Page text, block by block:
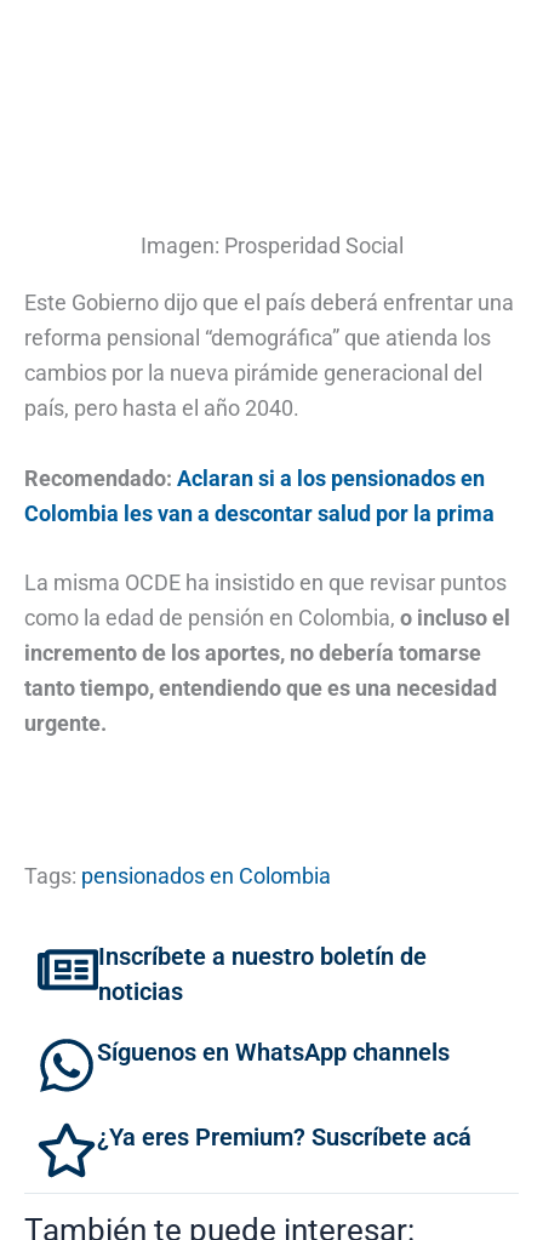
Imagen: Prosperidad Social
Este Gobierno dijo que el país deberá enfrentar una
reforma pensional “demográfica” que atienda los
cambios por la nueva pirámide generacional del
país, pero hasta el año 2040.
Recomendado: Aclaran si a los pensionados en
Colombia les van a descontar salud por la prima
La misma OCDE ha insistido en que revisar puntos
como la edad de pensión en Colombia, o incluso el
incremento de los aportes, no debería tomarse
tanto tiempo, entendiendo que es una necesidad
urgente.
Tags: pensionados en Colombia
Inscríbete a nuestro boletín de
noticias
Síguenos en WhatsApp channels
¿Ya eres Premium? Suscríbete acá
También te puede interesar: